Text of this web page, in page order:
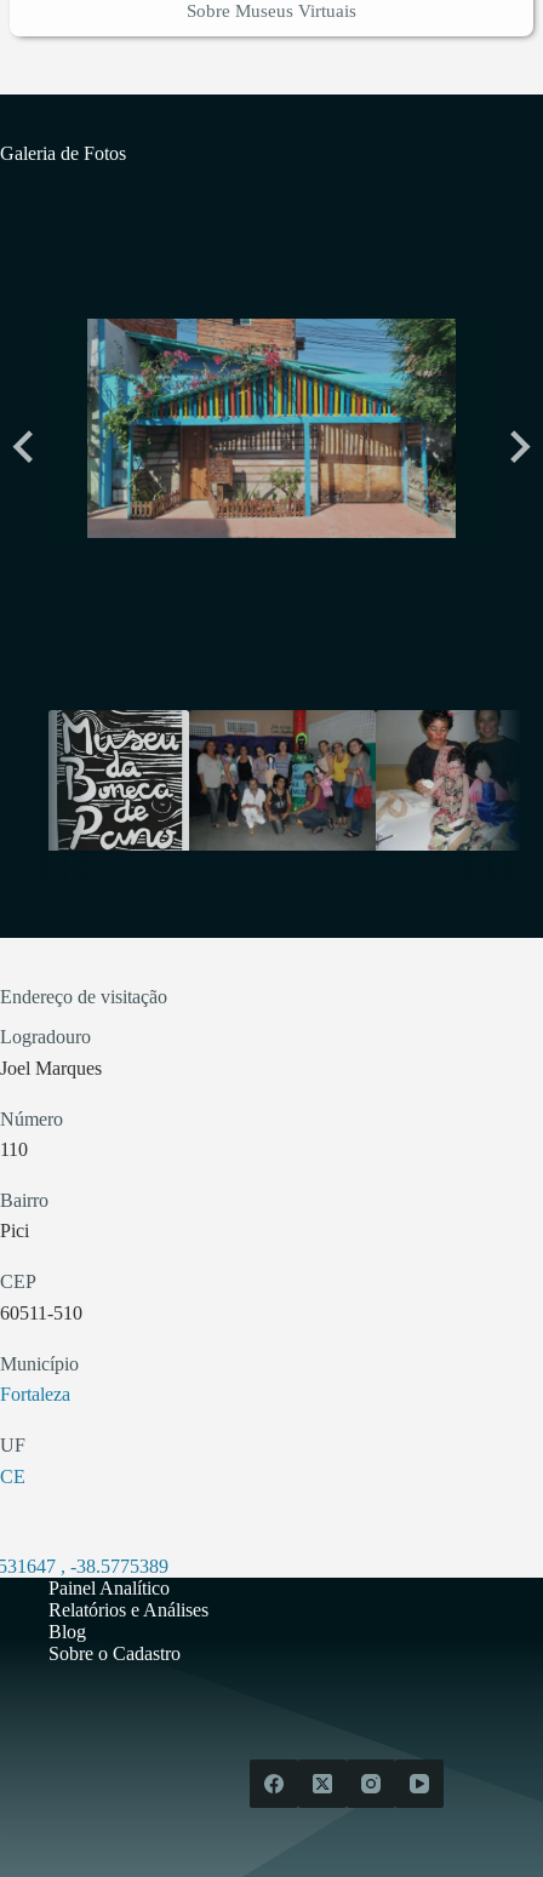
Sobre Museus Virtuais
Galeria de Fotos
Endereço de visitação
Logradouro
Joel Marques
Número
110
Bairro
Pici
CEP
60511-510
Município
Fortaleza
UF
CE
, -38.5775389
Painel Analítico
Relatórios e Análises
Blog
Sobre o Cadastro